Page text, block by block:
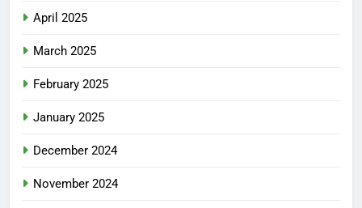
April 2025
March 2025
February 2025
January 2025
December 2024
November 2024